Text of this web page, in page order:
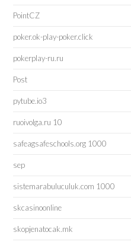
PointCZ
poker.ok-play-poker.click
pokerplay-ru.ru
Post
pytube.io3
ruoivolga.ru 10
safeagsafeschools.org 1000
sep
sistemarabuluculuk.com 1000
skcasinoonline
skopjenatocak.mk